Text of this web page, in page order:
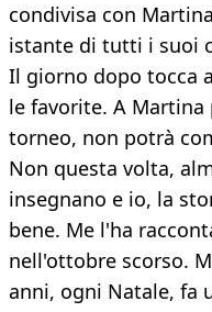
condivisa con
istante di tutti i suoi
Il giorno dopo tocca
le favorite. A Martina
torneo, non potrà
Non questa volta,
insegnano e io, la
bene. Me l'ha
nell'ottobre scorso.
anni, ogni Natale, fa